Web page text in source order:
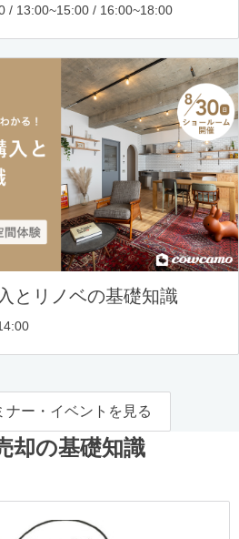
/ 13:00~15:00 / 16:00~18:00
とリノベの基礎知識
ナー・イベントを見る
却の基礎知識